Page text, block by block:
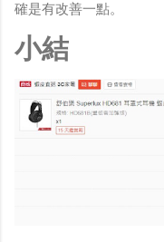
確是有改善一點。
小結